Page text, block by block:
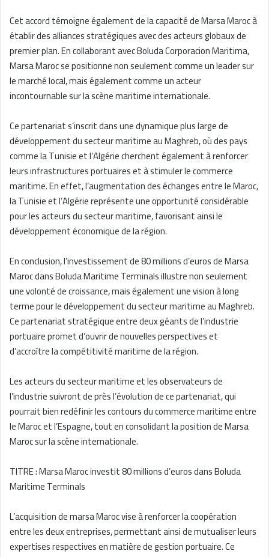
Cet accord témoigne également de la capacité de Marsa Maroc à
établir des alliances stratégiques avec des acteurs globaux de
premier plan. En collaborant avec Boluda Corporacion Maritima,
Marsa Maroc se positionne non seulement comme un leader sur
le marché local, mais également comme un acteur
incontournable sur la scène maritime internationale.
Ce partenariat s’inscrit dans une dynamique plus large de
développement du secteur maritime au Maghreb, où des pays
comme la Tunisie et l’Algérie cherchent également à renforcer
leurs infrastructures portuaires et à stimuler le commerce
maritime. En effet, l’augmentation des échanges entre le Maroc,
la Tunisie et l’Algérie représente une opportunité considérable
pour les acteurs du secteur maritime, favorisant ainsi le
développement économique de la région.
En conclusion, l’investissement de 80 millions d’euros de Marsa
Maroc dans Boluda Maritime Terminals illustre non seulement
une volonté de croissance, mais également une vision à long
terme pour le développement du secteur maritime au Maghreb.
Ce partenariat stratégique entre deux géants de l’industrie
portuaire promet d’ouvrir de nouvelles perspectives et
d’accroître la compétitivité maritime de la région.
Les acteurs du secteur maritime et les observateurs de
l’industrie suivront de près l’évolution de ce partenariat, qui
pourrait bien redéfinir les contours du commerce maritime entre
le Maroc et l’Espagne, tout en consolidant la position de Marsa
Maroc sur la scène internationale.
TITRE : Marsa Maroc investit 80 millions d’euros dans Boluda
Maritime Terminals
L’acquisition de marsa Maroc vise à renforcer la coopération
entre les deux entreprises, permettant ainsi de mutualiser leurs
expertises respectives en matière de gestion portuaire. Ce